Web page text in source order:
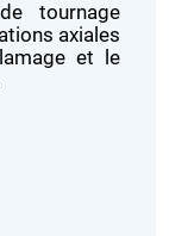
tournage
axiales
et le